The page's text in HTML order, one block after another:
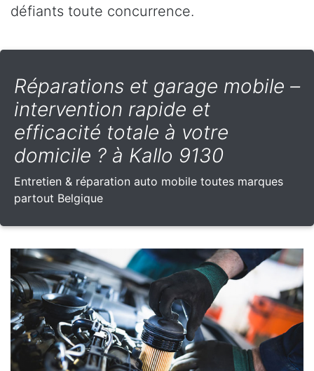
défiants toute concurrence.
Réparations et garage mobile –
intervention rapide et
efficacité totale à votre
domicile ? à Kallo 9130
Entretien & réparation auto mobile toutes marques
partout Belgique